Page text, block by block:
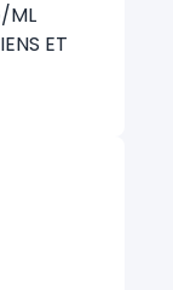
ML
ET